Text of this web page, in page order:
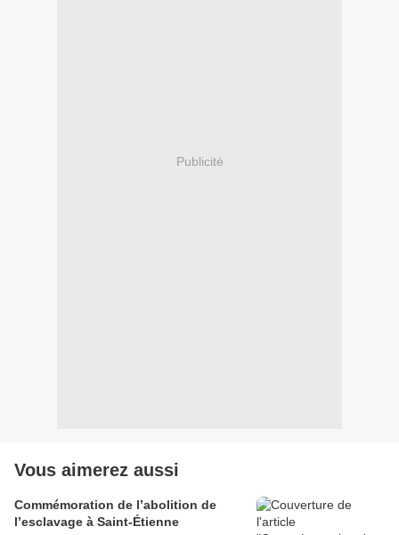
Publicité
Vous aimerez aussi
Commémoration de l’abolition de
l’esclavage à Saint-Étienne